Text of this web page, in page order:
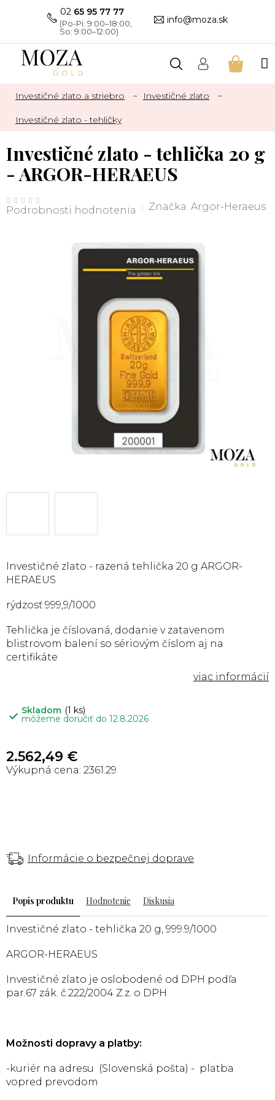
02 65 95 77 77
info@moza.sk
Investičné zlato a striebro Investičné zlato
Investičné zlato - tehličky
Investičné zlato - tehlička 20 g
- ARGOR-HERAEUS
Priemerné
hodnotenie
produktu
Podrobnosti hodnotenia Značka: Argor-Heraeus
Skladom (1 ks)
môžeme doručiť do 12.8.2026
Investičné zlato - razená tehlička 20 g ARGOR-
HERAEUS
rýdzosť 999,9/1000
Tehlička je číslovaná, dodanie v zatavenom
blistrovom balení so sériovým číslom aj na
certifikáte
Informácie o bezpečnej doprave
2.562,49 €
2361.29
Popis Hodnotenie Diskusia
Investičné zlato - tehlička 20 g, 999.9/1000
ARGOR-HERAEUS
Investičné zlato je oslobodené od DPH podľa
par.67 zák. č.222/2004 Z.z. o DPH
Možnosti dopravy a platby:
-kuriér na adresu (Slovenská pošta) - platba
vopred prevodom